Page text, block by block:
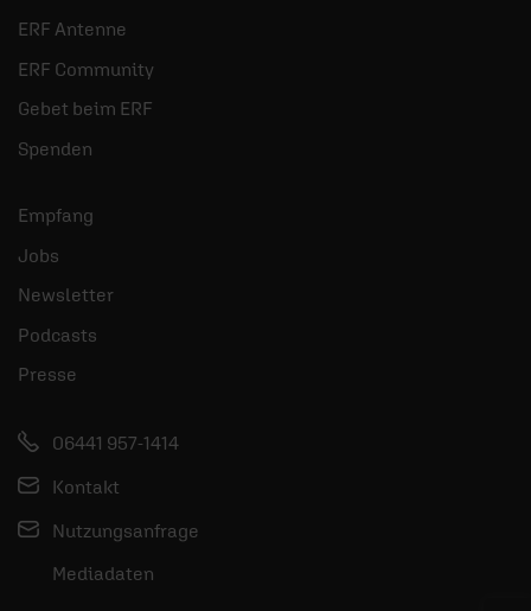
ERF Antenne
ERF Community
Gebet beim ERF
Spenden
Empfang
Jobs
Newsletter
Podcasts
Presse
06441 957-1414
Kontakt
Nutzungsanfrage
Mediadaten